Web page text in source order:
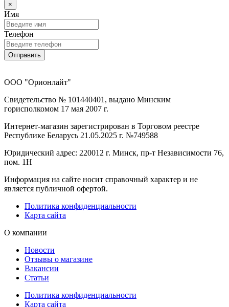
×
Имя
Телефон
Отправить
ООО "Орионлайт"
Свидетельство № 101440401, выдано Минским
горисполкомом 17 мая 2007 г.
Интернет-магазин зарегистрирован в Торговом реестре
Республике Беларусь 21.05.2025 г. №749588
Юридический адрес: 220012 г. Минск, пр-т Независимости 76,
пом. 1Н
Информация на сайте носит справочный характер и не
является публичной офертой.
Политика конфиденциальности
Карта сайта
О компании
Новости
Отзывы о магазине
Вакансии
Статьи
Политика конфиденциальности
Карта сайта